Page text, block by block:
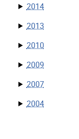
2014
2013
2010
2009
2007
2004